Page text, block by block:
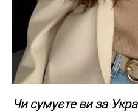
Чи сумуєте ви за